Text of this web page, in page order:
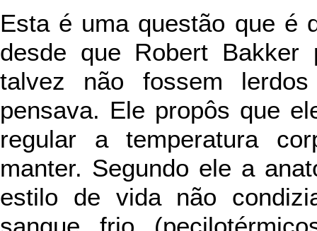
Esta é uma questão que é
desde que Robert Bakker
talvez não fossem
pensava. Ele propôs que
regular a temperatura
manter. Segundo ele a
estilo de vida não